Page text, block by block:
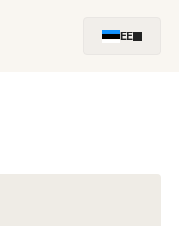
EE